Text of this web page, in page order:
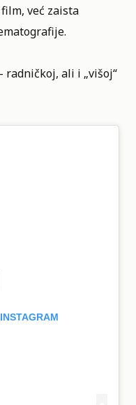
već zaista
radničkoj, ali i „višoj“